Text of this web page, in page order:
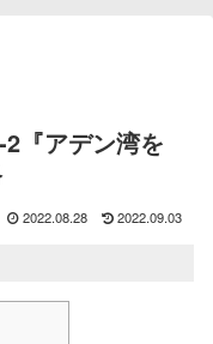
『アデン湾を
2022.08.28 2022.09.03